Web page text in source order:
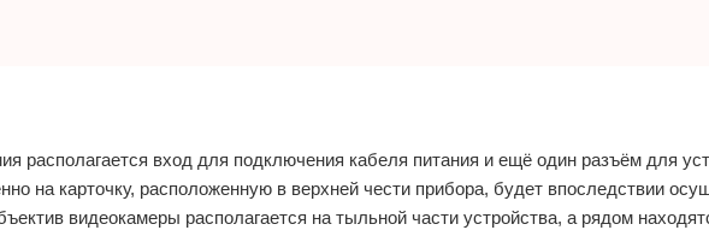
располагается вход для подключения кабеля питания и ещё один разъём для
на карточку, расположенную в верхней чести прибора, будет впоследствии
видеокамеры располагается на тыльной части устройства, а рядом